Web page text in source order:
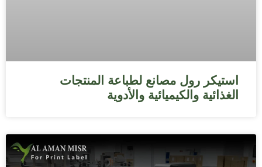
استيكر رول مصانع لطباعة المنتجات
الغذائية والكيميائية والأدوية